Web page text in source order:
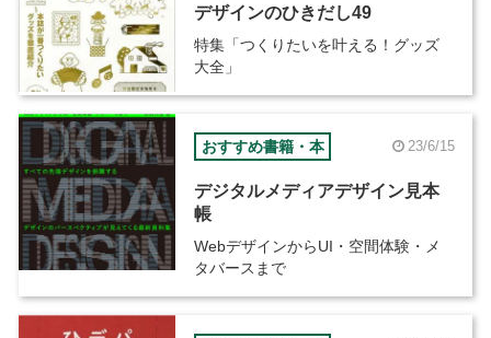
デザインのひきだし49
特集「つくりたいを叶える！グッズ
大全」
おすすめ書籍・本 23/6/15
デジタルメディアデザイン見本
帳
WebデザインからUI・空間体験・メ
タバースまで